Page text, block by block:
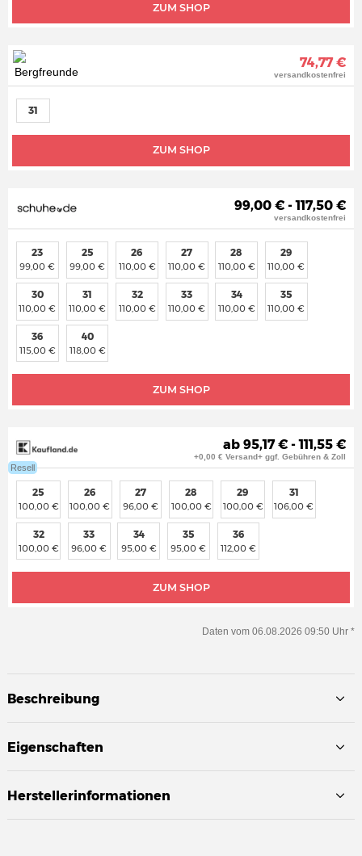
ZUM SHOP
74,77 €
versandkostenfrei
ZUM SHOP
31
99,00 € - 117,50 €
versandkostenfrei
ZUM SHOP
23
99,00 €
25
99,00 €
26
110,00 €
27
110,00 €
28
110,00 €
29
110,00 €
30
110,00 €
31
110,00 €
32
110,00 €
33
110,00 €
34
110,00 €
35
110,00 €
36
115,00 €
40
118,00 €
Resell
ab 95,17 € - 111,55 €
+0,00 € Versand+ ggf. Gebühren & Zoll
ZUM SHOP
25
100,00 €
26
100,00 €
27
96,00 €
28
100,00 €
29
100,00 €
31
106,00 €
32
100,00 €
33
96,00 €
34
95,00 €
35
95,00 €
36
112,00 €
Daten vom 06.08.2026 09:50 Uhr *
Beschreibung
Eigenschaften
Herstellerinformationen